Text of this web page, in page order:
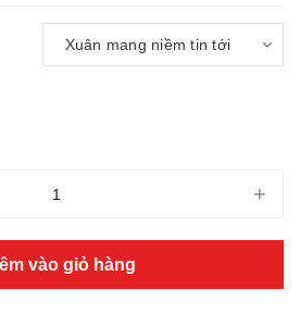
+
vào giỏ hàng